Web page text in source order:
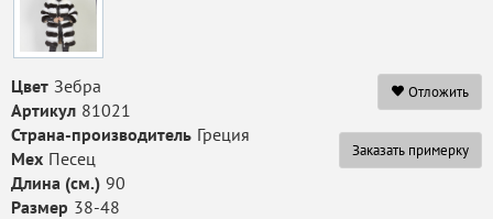
Отложить
Заказать примерку
Цвет Зебра
Артикул 81021
Страна-производитель Греция
Мех Песец
Длина (см.) 90
Размер 38-48